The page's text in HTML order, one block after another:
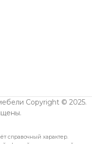
Copyright © 2025.
справочный характер.